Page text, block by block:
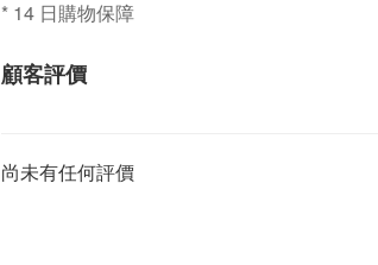
* 14 日購物保障
顧客評價
尚未有任何評價